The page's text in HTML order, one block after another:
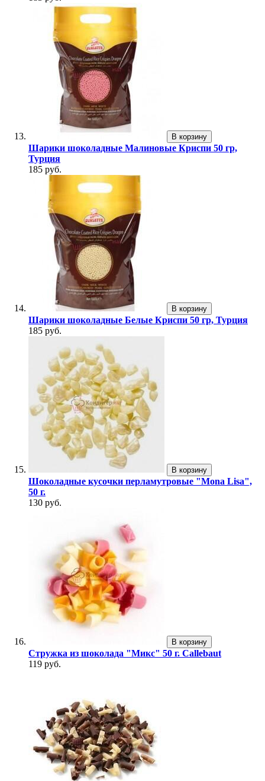
В корзину
Шарики шоколадные Малиновые Криспи 50 гр,
Турция
185 руб.
В корзину
Шарики шоколадные Белые Криспи 50 гр, Турция
185 руб.
В корзину
Шоколадные кусочки перламутровые "Mona Lisa",
50 г.
130 руб.
В корзину
Стружка из шоколада "Микс" 50 г. Callebaut
119 руб.